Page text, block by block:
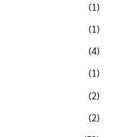
(1)
(1)
(4)
(1)
(2)
(2)